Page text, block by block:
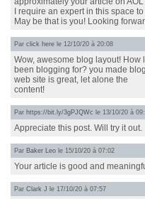
I require an expert in this space
May be that is you! Looking
Par click here le 12/10/20 à 20:08
Wow, awesome blog layout! How
been blogging for? you made
web site is great, let alone the
content!
Par https://bit.ly/3gPJQWc le 13/10/20 à
Appreciate this post. Will try it out.
Par Baker Leo le 15/10/20 à 07:02
Your article is good and
Par Clark J le 17/10/20 à 07:57